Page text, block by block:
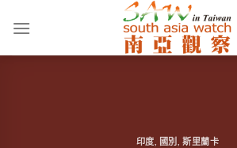
印度 國別 ,斯里蘭卡